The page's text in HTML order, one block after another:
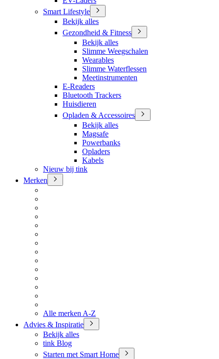
Smart Lifestyle
Bekijk alles
Gezondheid & Fitness
Bekijk alles
Slimme Weegschalen
Wearables
Slimme Waterflessen
Meetinstrumenten
E-Readers
Bluetooth Trackers
Huisdieren
Opladen & Accessoires
Bekijk alles
Magsafe
Powerbanks
Opladers
Kabels
Nieuw bij tink
Merken
Alle merken A-Z
Advies & Inspiratie
Bekijk alles
tink Blog
Starten met Smart Home